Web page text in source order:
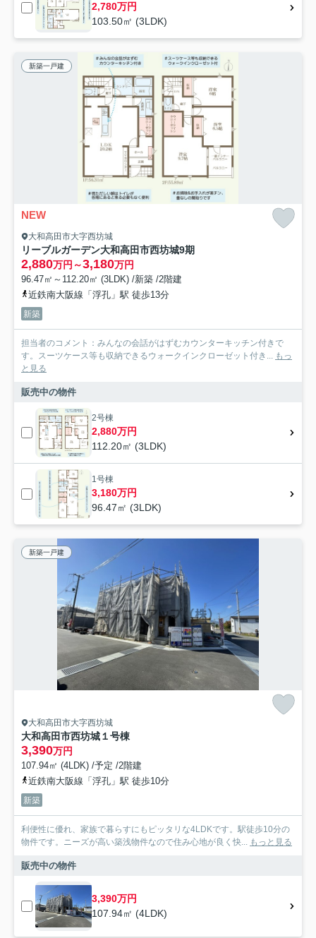
2,780万円
103.50㎡ (3LDK)
新築一戸建
NEW
大和高田市大字西坊城
リーブルガーデン大和高田市西坊城9期
2,880万円～3,180万円
96.47㎡～112.20㎡ (3LDK) /新築 /2階建
近鉄南大阪線「浮孔」駅 徒歩13分
新築
担当者のコメント：みんなの会話がはずむカウンターキッチン付きで
す。スーツケース等も収納できるウォークインクローゼット付き... もっ
と見る
販売中の物件
2号棟
2,880万円
112.20㎡ (3LDK)
1号棟
3,180万円
96.47㎡ (3LDK)
新築一戸建
大和高田市大字西坊城
大和高田市西坊城１号棟
3,390万円
107.94㎡ (4LDK) /予定 /2階建
近鉄南大阪線「浮孔」駅 徒歩10分
新築
利便性に優れ、家族で暮らすにもピッタリな4LDKです。駅徒歩10分の
物件です。ニーズが高い築浅物件なので住み心地が良く快... もっと見る
販売中の物件
3,390万円
107.94㎡ (4LDK)